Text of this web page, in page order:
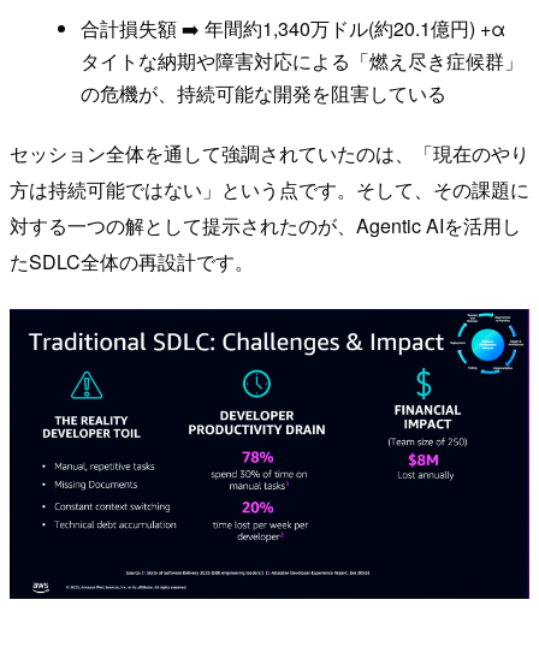
合計損失額 ➡️ 年間約1,340万ドル(約20.1億円) +α
タイトな納期や障害対応による「燃え尽き症候群」
の危機が、持続可能な開発を阻害している
セッション全体を通して強調されていたのは、「現在のやり
方は持続可能ではない」という点です。そして、その課題に
対する一つの解として提示されたのが、Agentic AIを活用し
たSDLC全体の再設計です。